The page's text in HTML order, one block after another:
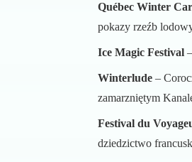
Québec Winter
pokazy rzeźb
Ice Magic Festival
Winterlude –
zamarzniętym
Festival du
dziedzictwo